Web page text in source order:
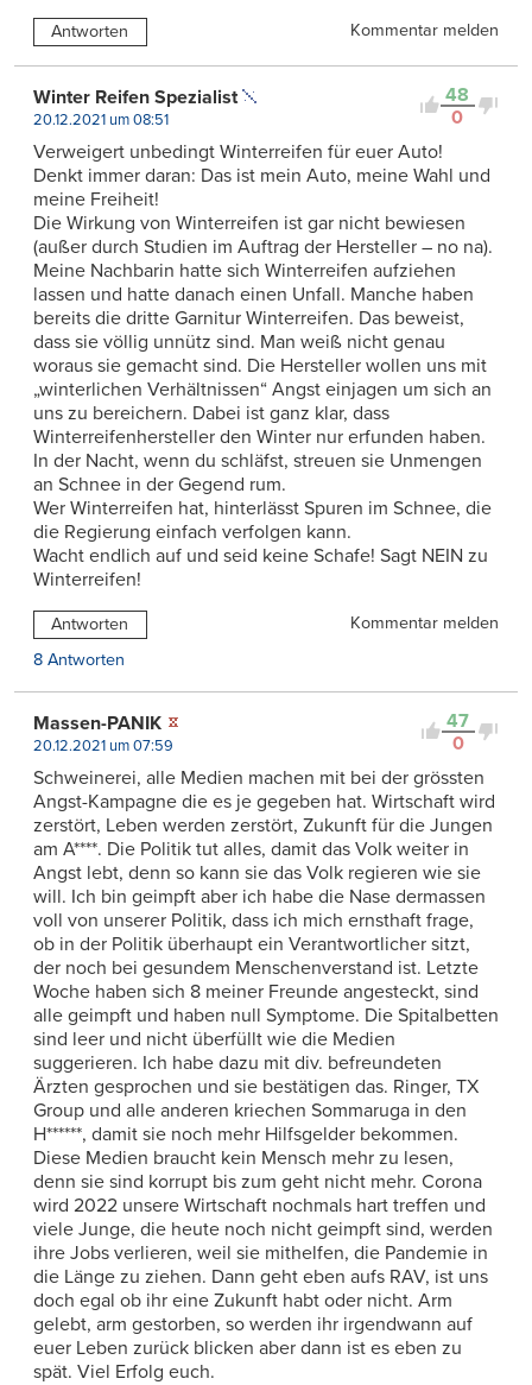
Antworten Kommentar melden
48
0
Winter Reifen Spezialist
20.12.2021 um 08:51
Verweigert unbedingt Winterreifen für euer Auto!
Denkt immer daran: Das ist mein Auto, meine Wahl und
meine Freiheit!
Die Wirkung von Winterreifen ist gar nicht bewiesen
(außer durch Studien im Auftrag der Hersteller – no na).
Meine Nachbarin hatte sich Winterreifen aufziehen
lassen und hatte danach einen Unfall. Manche haben
bereits die dritte Garnitur Winterreifen. Das beweist,
dass sie völlig unnütz sind. Man weiß nicht genau
woraus sie gemacht sind. Die Hersteller wollen uns mit
„winterlichen Verhältnissen“ Angst einjagen um sich an
uns zu bereichern. Dabei ist ganz klar, dass
Winterreifenhersteller den Winter nur erfunden haben.
In der Nacht, wenn du schläfst, streuen sie Unmengen
an Schnee in der Gegend rum.
Wer Winterreifen hat, hinterlässt Spuren im Schnee, die
die Regierung einfach verfolgen kann.
Wacht endlich auf und seid keine Schafe! Sagt NEIN zu
Winterreifen!
Antworten
Kommentar melden
8 Antworten
47
0
Massen-PANIK
20.12.2021 um 07:59
Schweinerei, alle Medien machen mit bei der grössten
Angst-Kampagne die es je gegeben hat. Wirtschaft wird
zerstört, Leben werden zerstört, Zukunft für die Jungen
am A****. Die Politik tut alles, damit das Volk weiter in
Angst lebt, denn so kann sie das Volk regieren wie sie
will. Ich bin geimpft aber ich habe die Nase dermassen
voll von unserer Politik, dass ich mich ernsthaft frage,
ob in der Politik überhaupt ein Verantwortlicher sitzt,
der noch bei gesundem Menschenverstand ist. Letzte
Woche haben sich 8 meiner Freunde angesteckt, sind
alle geimpft und haben null Symptome. Die Spitalbetten
sind leer und nicht überfüllt wie die Medien
suggerieren. Ich habe dazu mit div. befreundeten
Ärzten gesprochen und sie bestätigen das. Ringer, TX
Group und alle anderen kriechen Sommaruga in den
H******, damit sie noch mehr Hilfsgelder bekommen.
Diese Medien braucht kein Mensch mehr zu lesen,
denn sie sind korrupt bis zum geht nicht mehr. Corona
wird 2022 unsere Wirtschaft nochmals hart treffen und
viele Junge, die heute noch nicht geimpft sind, werden
ihre Jobs verlieren, weil sie mithelfen, die Pandemie in
die Länge zu ziehen. Dann geht eben aufs RAV, ist uns
doch egal ob ihr eine Zukunft habt oder nicht. Arm
gelebt, arm gestorben, so werden ihr irgendwann auf
euer Leben zurück blicken aber dann ist es eben zu
spät. Viel Erfolg euch.